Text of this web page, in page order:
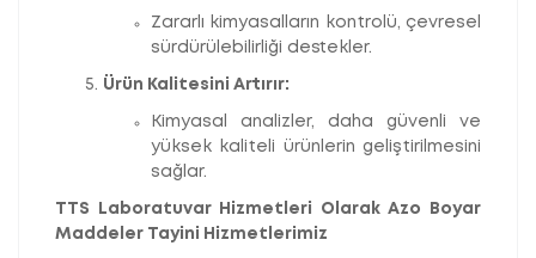
Zararlı kimyasalların kontrolü, çevresel
sürdürülebilirliği destekler.
Ürün Kalitesini Artırır:
Kimyasal analizler, daha güvenli ve
yüksek kaliteli ürünlerin geliştirilmesini
sağlar.
TTS Laboratuvar Hizmetleri Olarak Azo Boyar
Maddeler Tayini Hizmetlerimiz